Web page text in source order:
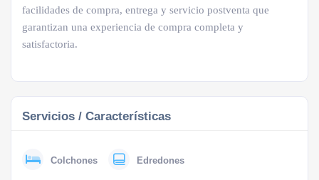
facilidades de compra, entrega y servicio postventa que
garantizan una experiencia de compra completa y
satisfactoria.
Servicios / Características
Colchones Edredones